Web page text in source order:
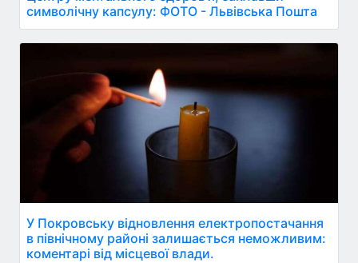
символічну капсулу: ФОТО - Львівська Пошта
У Покровську відновлення електропостачання
в північному районі залишається неможливим:
коментарі від місцевої влади.